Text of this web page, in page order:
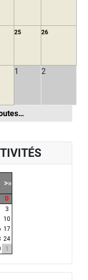
25 26
1 2
>»
D
3
10
17
24
1